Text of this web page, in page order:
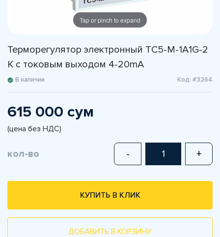
Tap or pinch to expand
Терморегулятор электронный TС5-M-1A1G-2
K с токовым выходом 4-20mA
В наличии Код: #3264
615 000 сум
(цена без НДС)
кол-во - +
КУПИТЬ В КЛИК
ДОБАВИТЬ В КОРЗИНУ